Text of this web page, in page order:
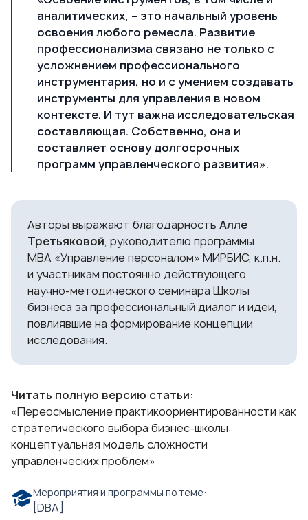
аналитических, – это начальный уровень
освоения любого ремесла. Развитие
профессионализма связано не только с
усложнением профессионального
инструментария, но и с умением создавать
инструменты для управления в новом
контексте. И тут важна исследовательская
составляющая. Собственно, она и
составляет основу долгосрочных
программ управленческого развития».
Авторы выражают благодарность Алле
Третьяковой, руководителю программы
МВА «Управление персоналом» МИРБИС, к.п.н.
и участникам постоянно действующего
научно-методического семинара Школы
бизнеса за профессиональный диалог и идеи,
повлиявшие на формирование концепции
исследования.
Читать полную версию статьи:
«Переосмысление практикоориентированности как
стратегического выбора бизнес-школы:
концептуальная модель сложности
управленческих проблем»
Мероприятия и программы по теме:
[DBA]